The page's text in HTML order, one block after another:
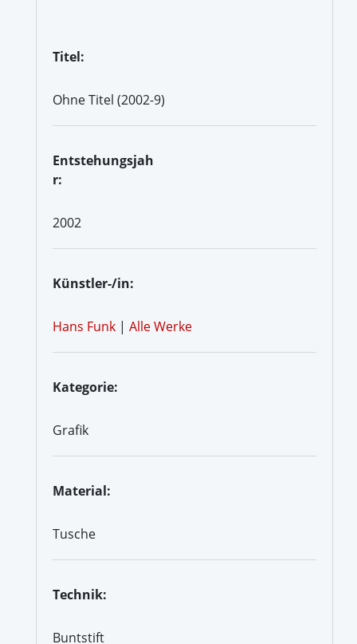
Titel:
Ohne Titel (2002-9)
Entstehungsjah
r:
2002
Künstler-/in:
Hans Funk | Alle Werke
Kategorie:
Grafik
Material:
Tusche
Technik:
Buntstift